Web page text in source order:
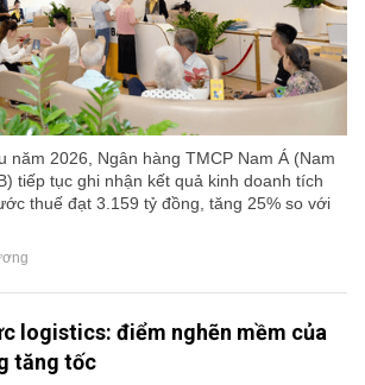
năm 2026, Ngân hàng TMCP Nam Á (Nam
tiếp tục ghi nhận kết quả kinh doanh tích
thuế đạt 3.159 tỷ đồng, tăng 25% so với
logistics: điểm nghẽn mềm của
tăng tốc